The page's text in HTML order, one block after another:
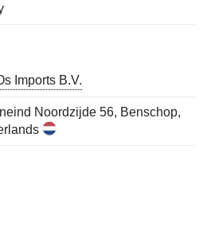
Imports B.V.
Noordzijde 56, Benschop,